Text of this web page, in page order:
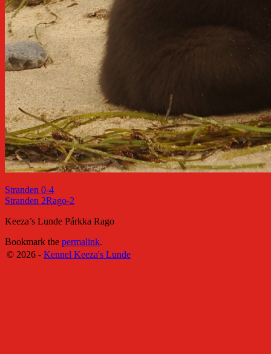
Stranden 0-4
Stranden 2Rago-2
Keeza’s Lunde Párkka Rago
Bookmark the permalink.
© 2026 - Kennel Keeza's Lunde